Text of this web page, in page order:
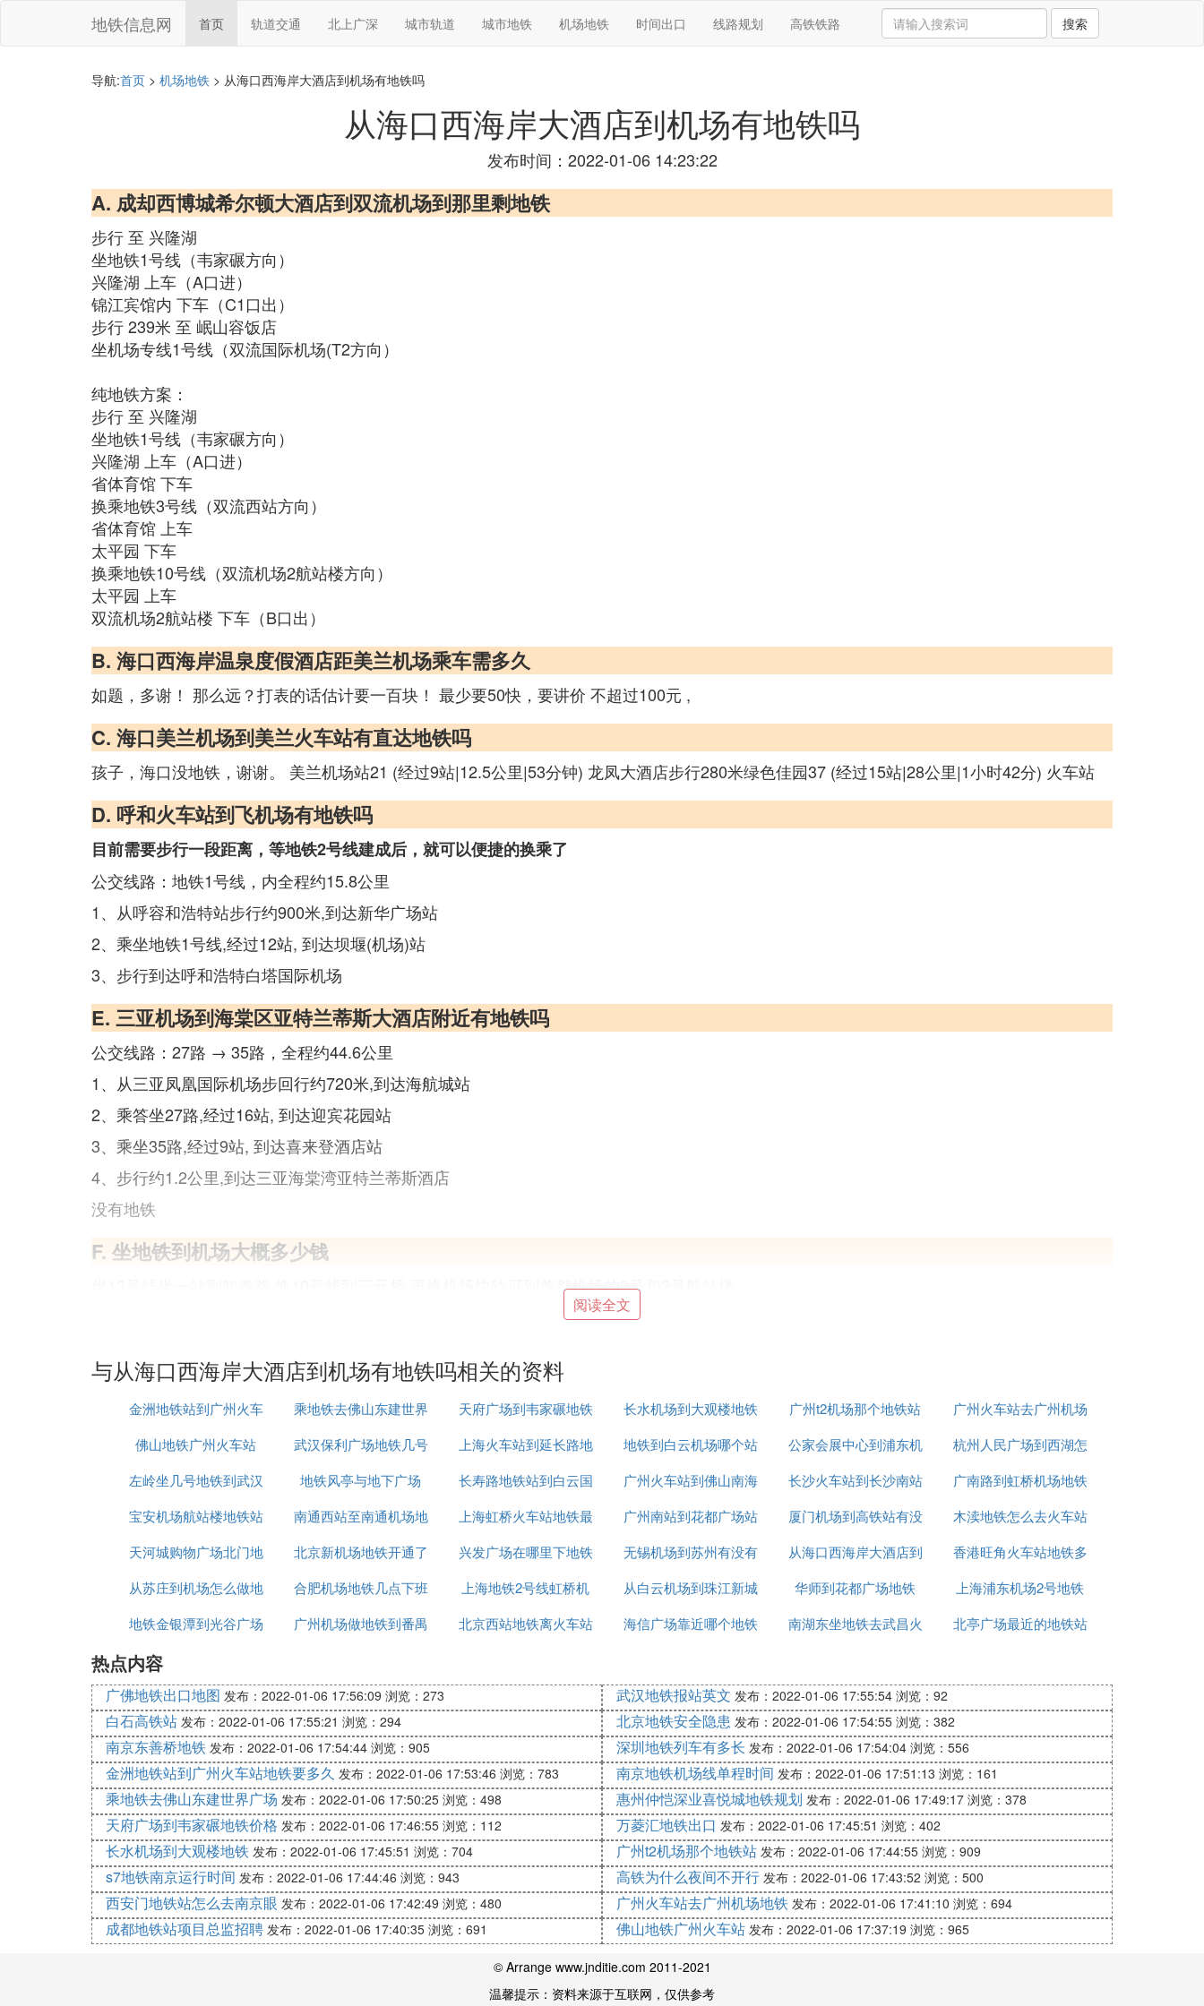
地铁信息网 首页 轨道交通 北上广深 城市轨道 城市地铁 机场地铁 时间出口 线路规划 高铁铁路 搜索
导航:首页 > 机场地铁 > 从海口西海岸大酒店到机场有地铁吗
从海口西海岸大酒店到机场有地铁吗
发布时间：2022-01-06 14:23:22
A. 成却西博城希尔顿大酒店到双流机场到那里剩地铁
步行 至 兴隆湖
坐地铁1号线（韦家碾方向）
兴隆湖 上车（A口进）
锦江宾馆内 下车（C1口出）
步行 239米 至 岷山容饭店
坐机场专线1号线（双流国际机场(T2方向）
纯地铁方案：
步行 至 兴隆湖
坐地铁1号线（韦家碾方向）
兴隆湖 上车（A口进）
省体育馆 下车
换乘地铁3号线（双流西站方向）
省体育馆 上车
太平园 下车
换乘地铁10号线（双流机场2航站楼方向）
太平园 上车
双流机场2航站楼 下车（B口出）
B. 海口西海岸温泉度假酒店距美兰机场乘车需多久
如题，多谢！ 那么远？打表的话估计要一百块！ 最少要50快，要讲价 不超过100元 ,
C. 海口美兰机场到美兰火车站有直达地铁吗
孩子，海口没地铁，谢谢。 美兰机场站21 (经过9站|12.5公里|53分钟) 龙凤大酒店步行280米绿色佳园37 (经过15站|28公里|1小时42分) 火车站
D. 呼和火车站到飞机场有地铁吗
目前需要步行一段距离，等地铁2号线建成后，就可以便捷的换乘了
公交线路：地铁1号线，内全程约15.8公里
1、从呼容和浩特站步行约900米,到达新华广场站
2、乘坐地铁1号线,经过12站, 到达坝堰(机场)站
3、步行到达呼和浩特白塔国际机场
E. 三亚机场到海棠区亚特兰蒂斯大酒店附近有地铁吗
公交线路：27路 → 35路，全程约44.6公里
1、从三亚凤凰国际机场步回行约720米,到达海航城站
2、乘答坐27路,经过16站, 到达迎宾花园站
3、乘坐35路,经过9站, 到达喜来登酒店站
4、步行约1.2公里,到达三亚海棠湾亚特兰蒂斯酒店
没有地铁
F. 坐地铁到机场大概多少钱
坐13号线坐一站到知春路,换10号线到三元桥,再换机场快轨可到首都机场的3号和2号航站楼
没有直达的地铁，要坐地铁的话需要换乘，但是有西安直达咸阳的大巴车。大约2个小时能抵达咸阳机场。
方案一（可直达）：首先从西安北站出发，步行大概241米到达火车西安北站乘坐机场大巴客栈线，经过50分钟即可直达西安咸阳国际机场2号航
站楼。（27元）
方案二（可乘坐地铁）：如果要坐地铁的话，就乘坐1号线到达汉城路站，D口出乘坐机场大巴客栈线，经过50分钟即可直达西安咸阳国际机场2
号航站楼。（10元起）
具体路线介绍
公交线路：地铁1号线→机场大巴高新区线，全程约37．1公里
1、从西安市步行约930米，到达北大街站
2、乘坐地铁1号线，经过5站，到达汉城路站
3、步行约560米，到达城西客运站
4、乘坐机场大巴高新区线，经过1站，到达西安咸阳国际机场2号航站楼站
5、步行约730米，到达咸阳国际机场
H. 亚洲大酒店到天河机场坐地铁怎么走
公交线路：621路 → 轨道交通2号线，全程约28.8公里
1、从亚洲大酒店步行约180米,到达解放大道同济医院站回
2、乘坐621路,经过答2站, 到达青年路地铁青年路站（也可乘坐720路、208路）
3、步行约200米,到达青年路站
阅读全文
与从海口西海岸大酒店到机场有地铁吗相关的资料
金洲地铁站到广州火车
站地铁要多久
乘地铁去佛山东建世界
广场
天府广场到韦家碾地铁
价格
长水机场到大观楼地铁 广州t2机场那个地铁站
广州火车站去广州机场
地铁
佛山地铁广州火车站
武汉保利广场地铁几号
线
上海火车站到延长路地
铁
地铁到白云机场哪个站
下车
公家会展中心到浦东机
场地铁
杭州人民广场到西湖怎
么坐地铁
左岭坐几号地铁到武汉
火车站
地铁风亭与地下广场
长寿路地铁站到白云国
际机场
广州火车站到佛山南海
地铁
长沙火车站到长沙南站
地铁时间表
广南路到虹桥机场地铁
站
宝安机场航站楼地铁站
南通西站至南通机场地
铁
上海虹桥火车站地铁最
迟几点
广州南站到花都广场站
地铁
厦门机场到高铁站有没
有地铁
木渎地铁怎么去火车站
天河城购物广场北门地
铁站
北京新机场地铁开通了
吗
兴发广场在哪里下地铁
无锡机场到苏州有没有
地铁
从海口西海岸大酒店到
机场有地铁吗
香港旺角火车站地铁多
少钱
从苏庄到机场怎么做地
铁站
合肥机场地铁几点下班
上海地铁2号线虹桥机
场几点钟是末班车
从白云机场到珠江新城
坐几号地铁
华师到花都广场地铁
上海浦东机场2号地铁
到虹桥火车站
地铁金银潭到光谷广场 广州机场做地铁到番禺
北京西站地铁离火车站
海信广场靠近哪个地铁
南湖东坐地铁去武昌火
北亭广场最近的地铁站
热点内容
广佛地铁出口地图 发布：2022-01-06 17:56:09 浏览：273 武汉地铁报站英文 发布：2022-01-06 17:55:54 浏览：92
白石高铁站 发布：2022-01-06 17:55:21 浏览：294 北京地铁安全隐患 发布：2022-01-06 17:54:55 浏览：382
南京东善桥地铁 发布：2022-01-06 17:54:44 浏览：905 深圳地铁列车有多长 发布：2022-01-06 17:54:04 浏览：556
金洲地铁站到广州火车站地铁要多久 发布：2022-01-06 17:53:46 浏览：783 南京地铁机场线单程时间 发布：2022-01-06 17:51:13 浏览：161
乘地铁去佛山东建世界广场 发布：2022-01-06 17:50:25 浏览：498 惠州仲恺深业喜悦城地铁规划 发布：2022-01-06 17:49:17 浏览：378
天府广场到韦家碾地铁价格 发布：2022-01-06 17:46:55 浏览：112 万菱汇地铁出口 发布：2022-01-06 17:45:51 浏览：402
长水机场到大观楼地铁 发布：2022-01-06 17:45:51 浏览：704 广州t2机场那个地铁站 发布：2022-01-06 17:44:55 浏览：909
s7地铁南京运行时间 发布：2022-01-06 17:44:46 浏览：943 高铁为什么夜间不开行 发布：2022-01-06 17:43:52 浏览：500
西安门地铁站怎么去南京眼 发布：2022-01-06 17:42:49 浏览：480 广州火车站去广州机场地铁 发布：2022-01-06 17:41:10 浏览：694
成都地铁站项目总监招聘 发布：2022-01-06 17:40:35 浏览：691 佛山地铁广州火车站 发布：2022-01-06 17:37:19 浏览：965
© Arrange www.jnditie.com 2011-2021
温馨提示：资料来源于互联网，仅供参考